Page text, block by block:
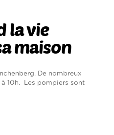
la vie
maison
De nombreux
10h. Les pompiers sont